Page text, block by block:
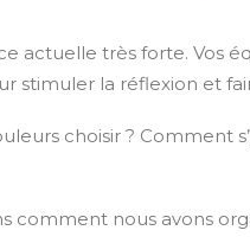
actuelle très forte. Vos
stimuler la réflexion et
choisir ? Comment
nous avons